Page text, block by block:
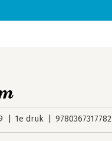
1e druk 9780367317782
Personen